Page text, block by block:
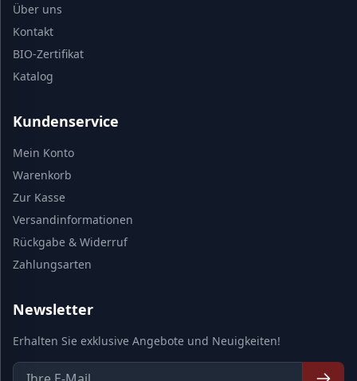
Über uns
Kontakt
BIO-Zertifikat
Katalog
Kundenservice
Mein Konto
Warenkorb
Zur Kasse
Versandinformationen
Rückgabe & Widerruf
Zahlungsarten
Newsletter
Erhalten Sie exklusive Angebote und Neuigkeiten!